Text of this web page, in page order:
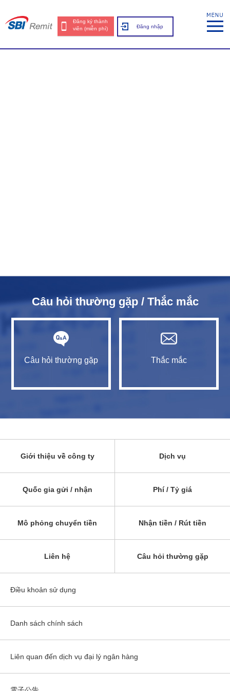
Đăng ký thành
viên (miễn phí)
Đăng nhập
Câu hỏi thường gặp / Thắc mắc
Câu hỏi thường gặp Thắc mắc
Giới thiệu về công ty Dịch vụ
Quốc gia gửi / nhận Phí / Tỷ giá
Mô phỏng chuyển tiền Nhận tiền / Rút tiền
Liên hệ Câu hỏi thường gặp
Điều khoản sử dụng
Danh sách chính sách
Liên quan đến dịch vụ đại lý ngân hàng